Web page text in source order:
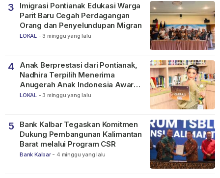
3
Imigrasi Pontianak Edukasi Warga
Parit Baru Cegah Perdagangan
Orang dan Penyelundupan Migran
LOKAL - 3 minggu yang lalu
4
Anak Berprestasi dari Pontianak,
Nadhira Terpilih Menerima
Anugerah Anak Indonesia Awards
2026
LOKAL - 3 minggu yang lalu
5
Bank Kalbar Tegaskan Komitmen
Dukung Pembangunan Kalimantan
Barat melalui Program CSR
Bank Kalbar - 4 minggu yang lalu